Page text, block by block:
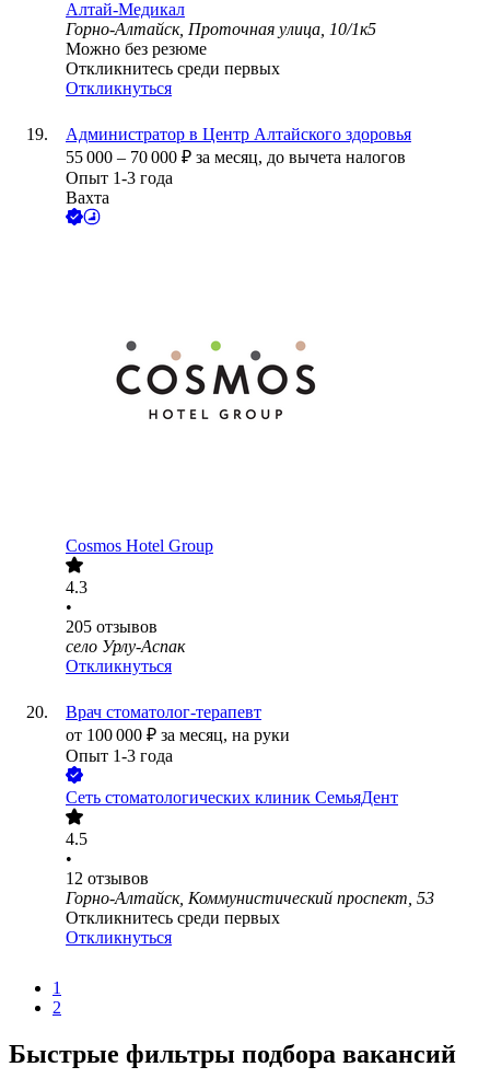
Алтай-Медикал
Горно-Алтайск, Проточная улица, 10/1к5
Можно без резюме
Откликнитесь среди первых
Откликнуться
Администратор в Центр Алтайского здоровья
55 000 – 70 000 ₽ за месяц, до вычета налогов
Опыт 1-3 года
Вахта
Cosmos Hotel Group
4.3
•
205 отзывов
село Урлу-Аспак
Откликнуться
Врач стоматолог-терапевт
от 100 000 ₽ за месяц, на руки
Опыт 1-3 года
Сеть стоматологических клиник СемьяДент
4.5
•
12 отзывов
Горно-Алтайск, Коммунистический проспект, 53
Откликнитесь среди первых
Откликнуться
1
2
Быстрые фильтры подбора вакансий